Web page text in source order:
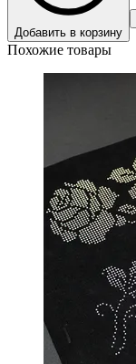
Добавить в корзину
Похожие товары